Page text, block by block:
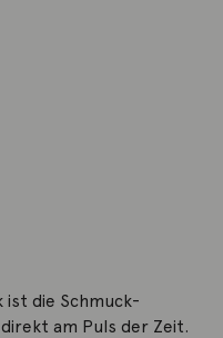
ist die Schmuck-
am Puls der Zeit.